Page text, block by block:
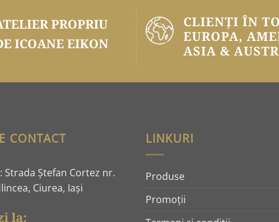
PROPRIU
ICOANE EIKON
CLIENȚI ÎN
EUROPA,
ASIA &
CONTACT
Ştefan Cortez nr.
Ciurea, Iaşi
la:
LINKURI
Produse
Promoţii